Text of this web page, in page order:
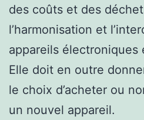
des coûts et des
l’harmonisation et
appareils électroniques
Elle doit en outre
le choix d’acheter ou
un nouvel appareil.